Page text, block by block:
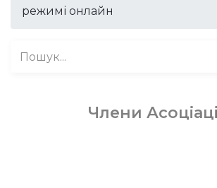
режимі онлайн
Члени